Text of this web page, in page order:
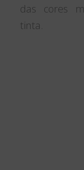
das cores
tinta.